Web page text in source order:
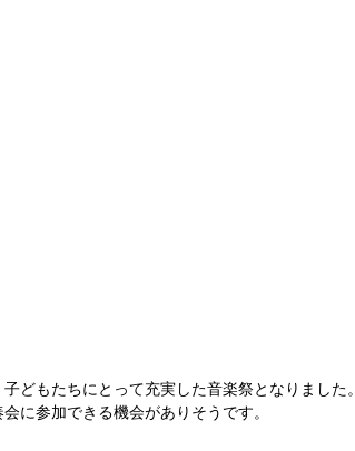
どもたちにとって充実した音楽祭となりました。
に参加できる機会がありそうです。